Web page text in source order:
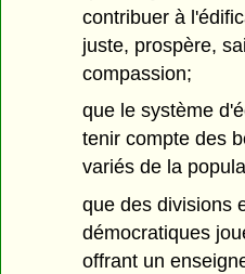
contribuer à
juste, prospère,
compassion;
que le système
tenir compte des
variés de la
que des divisions
démocratiques
offrant un